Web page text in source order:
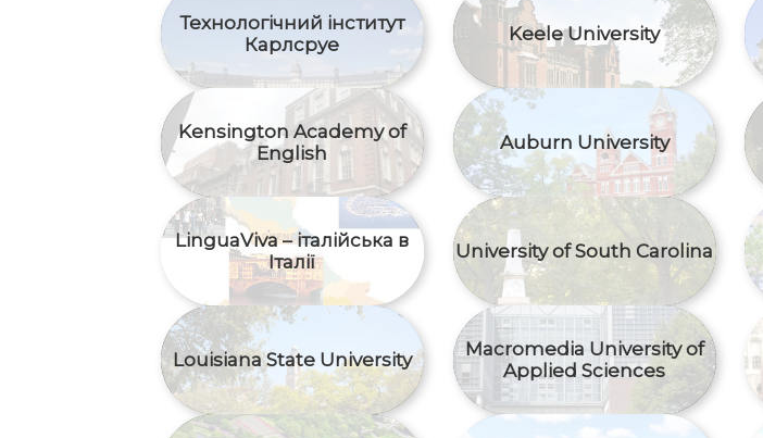
Технологічний інститут
Карлсруе
Keele University
Kensington Academy of
English
Auburn University
LinguaViva – італійська в
Італії
University of South Carolina
Louisiana State University
Macromedia University of
Applied Sciences